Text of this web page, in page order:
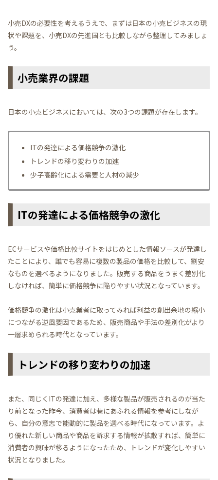
小売DXの必要性を考えるうえで、まずは日本の小売ビジネスの現
状や課題を、小売DXの先進国とも比較しながら整理してみましょ
う。
小売業界の課題
日本の小売ビジネスにおいては、次の3つの課題が存在します。
ITの発達による価格競争の激化
トレンドの移り変わりの加速
少子高齢化による需要と人材の減少
ITの発達による価格競争の激化
ECサービスや価格比較サイトをはじめとした情報ソースが発達し
たことにより、誰でも容易に複数の製品の価格を比較して、割安
なものを選べるようになりました。販売する商品をうまく差別化
しなければ、簡単に価格競争に陥りやすい状況となっています。
価格競争の激化は小売業者に取ってみれば利益の創出余地の縮小
につながる逆風要因であるため、販売商品や手法の差別化がより
一層求められる時代となっています。
トレンドの移り変わりの加速
また、同じくITの発達に加え、多様な製品が販売されるのが当た
り前となった昨今、消費者は巷にあふれる情報を参考にしなが
ら、自分の意志で能動的に製品を選べる時代になっています。よ
り優れた新しい商品や商品を訴求する情報が拡散すれば、簡単に
消費者の興味が移るようになったため、トレンドが変化しやすい
状況となりました。